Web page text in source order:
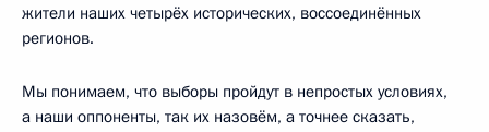
жители наших четырёх исторических, воссоединённых
регионов.
Мы понимаем, что выборы пройдут в непростых условиях,
а наши оппоненты, так их назовём, а точнее сказать,